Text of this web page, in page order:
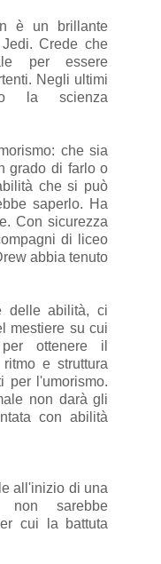
è un brillante
Crede che
per essere
Negli ultimi
la scienza
che sia
grado di farlo o
che si può
saperlo. Ha
Con sicurezza
di liceo
abbia tenuto
delle abilità, ci
mestiere su cui
ottenere il
ritmo e struttura
per l'umorismo.
non darà gli
con abilità
all'inizio di una
non sarebbe
cui la battuta